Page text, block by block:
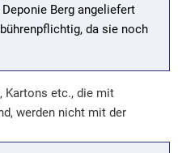
Berg angeliefert
da sie noch
Kartons etc., die mit
werden nicht mit der